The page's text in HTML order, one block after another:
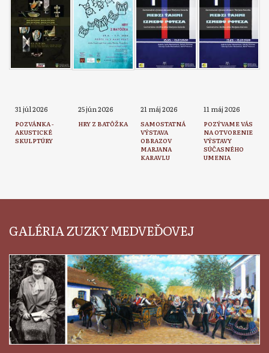
31 júl 2026
POZVÁNKA -
AKUSTICKÉ
SKULPTÚRY
25 jún 2026
HRY Z BATÔŽKA
21 máj 2026
SAMOSTATNÁ
VÝSTAVA
OBRAZOV
MARJANA
KARAVLU
11 máj 2026
POZÝVAME VÁS
NA OTVORENIE
VÝSTAVY
SÚČASNÉHO
UMENIA
GALÉRIA ZUZKY MEDVEĎOVEJ